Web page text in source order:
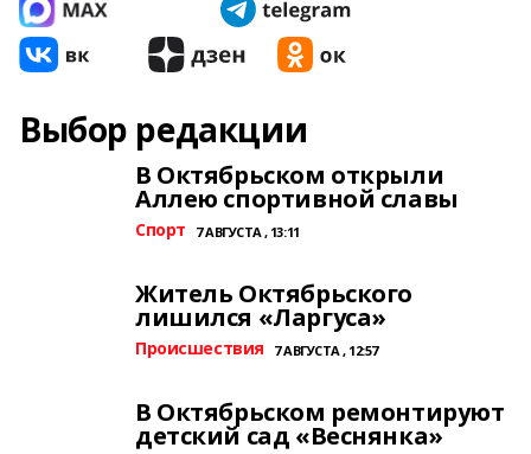
Выбор редакции
В Октябрьском открыли
Аллею спортивной славы
Спорт 7 АВГУСТА , 13:11
Житель Октябрьского
лишился «Ларгуса»
Происшествия 7 АВГУСТА , 12:57
В Октябрьском ремонтируют
детский сад «Веснянка»